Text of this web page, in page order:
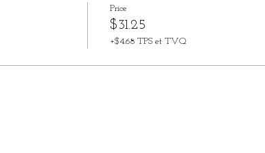
Price
$31.25
+$4.68 TPS et TVQ